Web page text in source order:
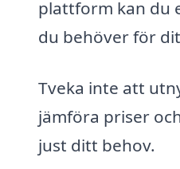
plattform kan du
du behöver för
Tveka inte att
jämföra priser
just ditt behov.